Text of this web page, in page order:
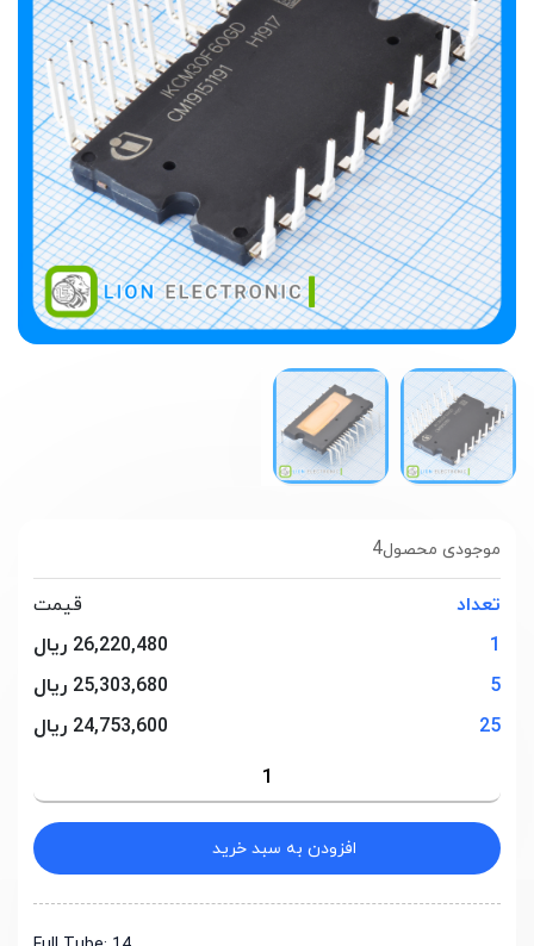
4موجودی محصول
تعداد
قیمت
26,220,480 ریال
25,303,680 ریال
25
24,753,600 ریال
افزودن به سبد خرید